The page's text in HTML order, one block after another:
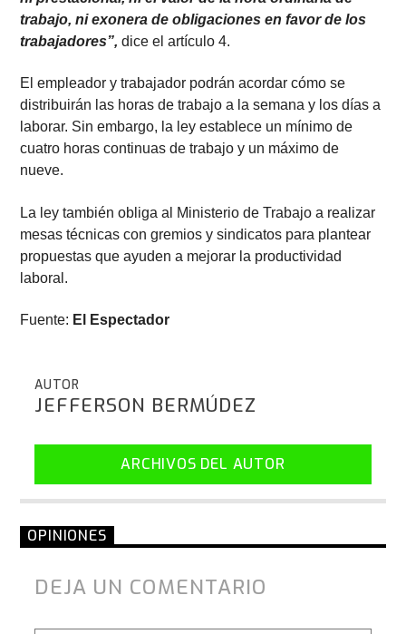
trabajo, ni exonera de obligaciones en favor de los
trabajadores”,dice el artículo 4.
El empleador y trabajador podrán acordar cómo se
distribuirán las horas de trabajo a la semana y los días a
laborar. Sin embargo, la ley establece un mínimo de
cuatro horas continuas de trabajo y un máximo de
nueve.
La ley también obliga al Ministerio de Trabajo a realizar
mesas técnicas con gremios y sindicatos para plantear
propuestas que ayuden a mejorar la productividad
laboral.
Fuente: El Espectador
AUTOR
JEFFERSON BERMÚDEZ
ARCHIVOS DEL AUTOR
OPINIONES
DEJA UN COMENTARIO